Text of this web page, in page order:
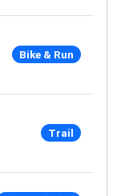
Bike & Run
Trail